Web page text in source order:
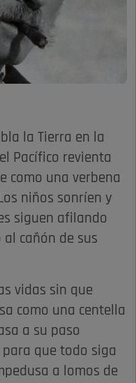
la Tierra en la
Pacífico revienta
como una verbena
niños sonríen y
siguen afilando
cañón de sus
vidas sin que
como una centella
a su paso
para que todo siga
a lomos de